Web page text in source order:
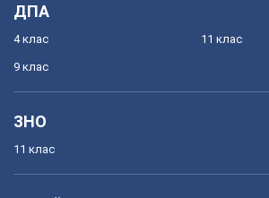
ДПА
4 клас
9 клас
11 клас
ЗНО
11 клас